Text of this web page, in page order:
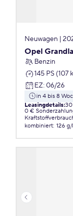
Neuwagen |
Opel
Benzin
145 PS (107
EZ: 06/26
in 4 bis 8
Leasingdetails:
0 €
kombiniert: 126